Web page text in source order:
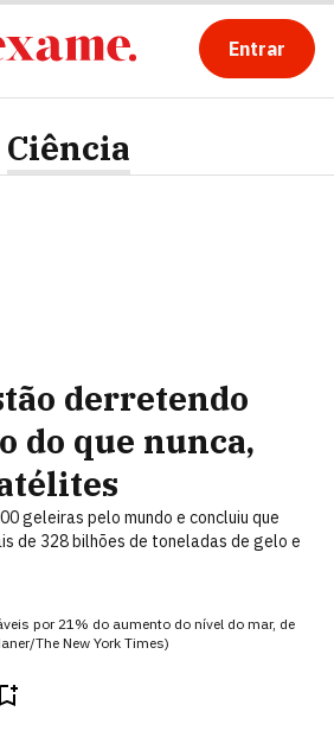
Entrar
Ciência
derretendo
do que nunca,
geleiras pelo mundo e concluiu que
de 328 bilhões de toneladas de gelo e
por 21% do aumento do nível do mar, de
The New York Times)